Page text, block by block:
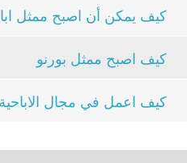
كيف يمكن أن اصبح ممثل
كيف اصبح ممثل بورنو
كيف اعمل في مجال الاباحية